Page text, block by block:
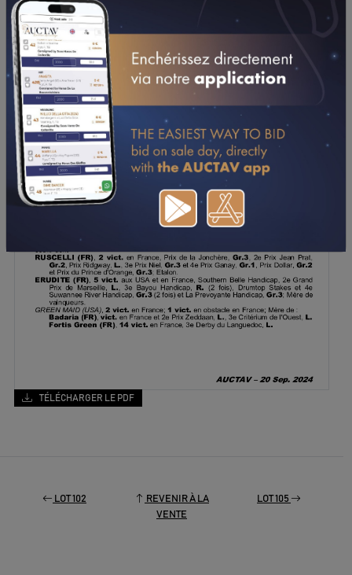
TÉLÉCHARGER LE PDF
LOT 102
REVENIR À LA
VENTE
LOT 105